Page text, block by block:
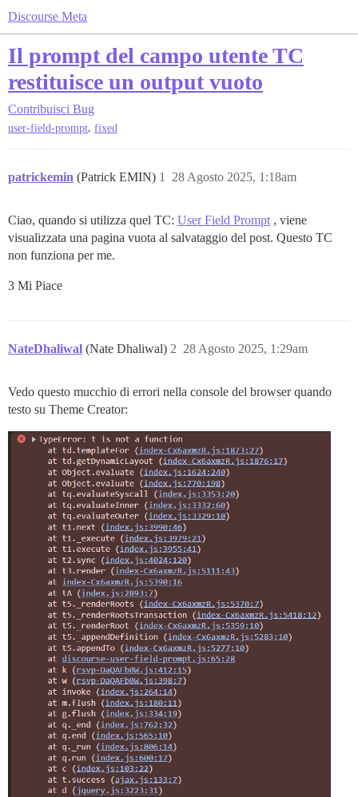
Discourse Meta
Il prompt del campo utente TC
restituisce un output vuoto
Contribuisci Bug
user-field-prompt, fixed
patrickemin (Patrick EMIN) 28 Agosto 2025, 1:18am
1
Ciao, quando si utilizza quel TC: User Field Prompt , viene
visualizzata una pagina vuota al salvataggio del post. Questo TC
non funziona per me.
3 Mi Piace
NateDhaliwal (Nate Dhaliwal) 28 Agosto 2025, 1:29am
2
Vedo questo mucchio di errori nella console del browser quando
testo su Theme Creator: